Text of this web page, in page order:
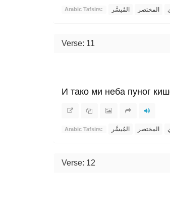
Arabic Tafsirs: المُيسَّر المختصر
Verse: 11
И тако ми неба пуног
Arabic Tafsirs: المُيسَّر المختصر
Verse: 12